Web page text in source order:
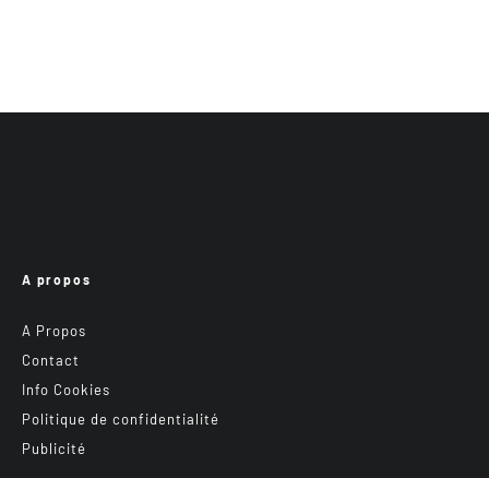
A propos
A Propos
Contact
Info Cookies
Politique de confidentialité
Publicité